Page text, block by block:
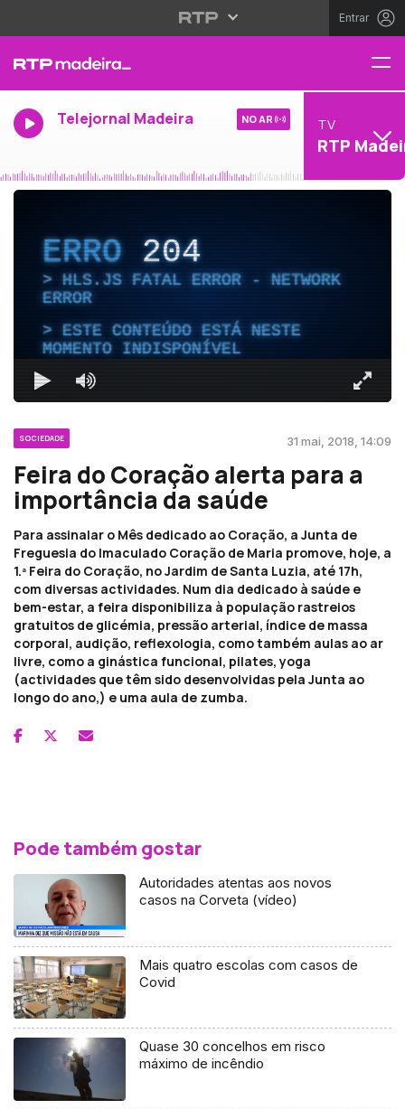
Entrar
Telejornal Madeira NO AR TV
RTP
ERRO204
HLS.JS FATAL ERROR - NETWORK
ERROR
ESTE CONTEÚDO ESTÁ NESTE
MOMENTO INDISPONÍVEL
SOCIEDADE 31 mai, 2018, 14:09
Feira do Coração alerta para a
importância da saúde
Para assinalar o Mês dedicado ao Coração, a Junta de
Freguesia do Imaculado Coração de Maria promove, hoje, a
1.ª Feira do Coração, no Jardim de Santa Luzia, até 17h,
com diversas actividades. Num dia dedicado à saúde e
bem-estar, a feira disponibiliza à população rastreios
gratuitos de glicémia, pressão arterial, índice de massa
corporal, audição, reflexologia, como também aulas ao ar
livre, como a ginástica funcional, pilates, yoga
(actividades que têm sido desenvolvidas pela Junta ao
longo do ano,) e uma aula de zumba.
Pode também gostar
Autoridades atentas aos novos
casos na Corveta (vídeo)
Mais quatro escolas com casos de
Covid
Quase 30 concelhos em risco
máximo de incêndio